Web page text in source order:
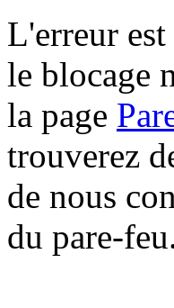
L'erreur
le blocage
la page
trouverez
de nous
du pare-